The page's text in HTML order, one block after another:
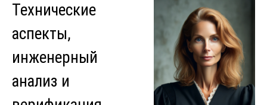
Технические
аспекты,
инженерный
анализ и